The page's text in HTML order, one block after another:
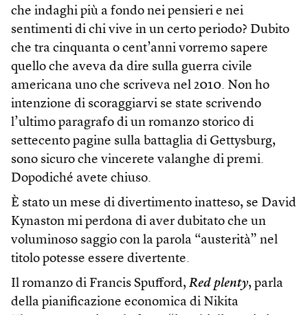
che indaghi più a fondo nei pensieri e nei
sentimenti di chi vive in un certo periodo? Dubito
che tra cinquanta o cent’anni vorremo sapere
quello che aveva da dire sulla guerra civile
americana uno che scriveva nel 2010. Non ho
intenzione di scoraggiarvi se state scrivendo
l’ultimo paragrafo di un romanzo storico di
settecento pagine sulla battaglia di Gettysburg,
sono sicuro che vincerete valanghe di premi.
Dopodiché avete chiuso.
È stato un mese di divertimento inatteso, se David
Kynaston mi perdona di aver dubitato che un
voluminoso saggio con la parola “austerità” nel
titolo potesse essere divertente.
Il romanzo di Francis Spufford, Red plenty, parla
della pianificazione economica di Nikita